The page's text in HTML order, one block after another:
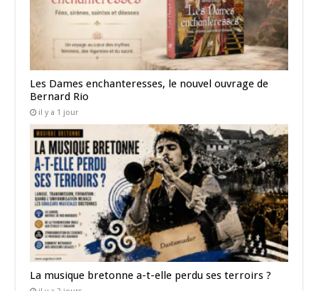
Les Dames enchanteresses, le nouvel ouvrage de
Bernard Rio
il y a 1 jour
La musique bretonne a-t-elle perdu ses terroirs ?